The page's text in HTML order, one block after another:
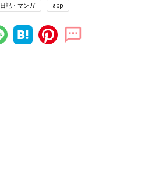
日記・マンガ app